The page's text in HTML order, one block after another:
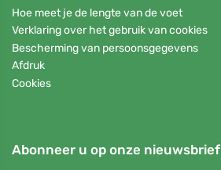
Hoe meet je de lengte van de voet
Verklaring over het gebruik van cookies
Bescherming van persoonsgegevens
Afdruk
Cookies
Abonneer u op onze nieuwsbrief